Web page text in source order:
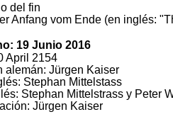
del fin
Anfang vom Ende (en inglés:
19 Junio 2016
April 2154
alemán: Jürgen Kaiser
Stephan Mittelstass
Stephan Mittelstrass y Peter
Jürgen Kaiser